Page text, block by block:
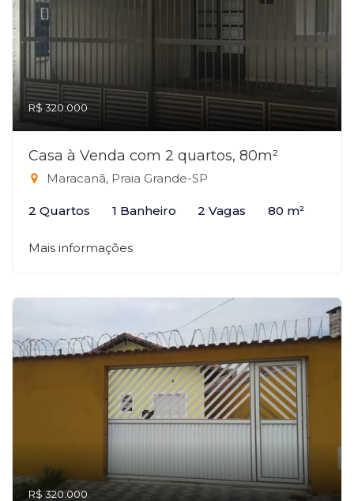
R$ 320.000
Casa à Venda com 2 quartos, 80m²
Maracanã, Praia Grande-SP
2 Quartos 1 Banheiro 2 Vagas 80 m²
Mais informações
R$ 320.000